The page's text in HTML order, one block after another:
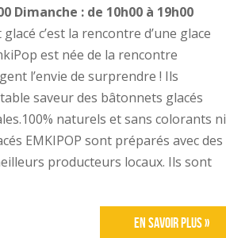
Dimanche : de 10h00 à 19h00
c’est la rencontre d’une glace
est née de la rencontre
l’envie de surprendre ! Ils
saveur des bâtonnets glacés
naturels et sans colorants ni
EMKIPOP sont préparés avec des
producteurs locaux. Ils sont
En savoir plus »